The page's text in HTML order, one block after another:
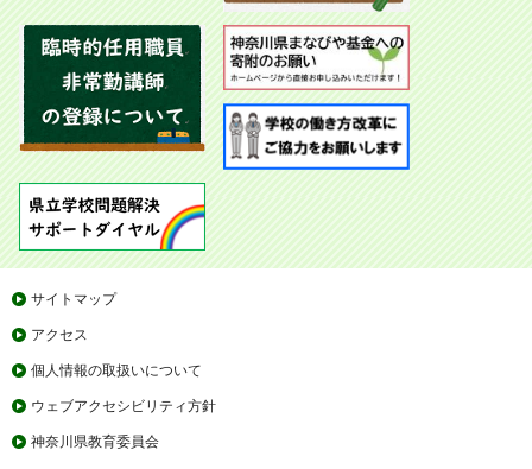
サイトマップ
アクセス
個人情報の取扱いについて
ウェブアクセシビリティ方針
神奈川県教育委員会